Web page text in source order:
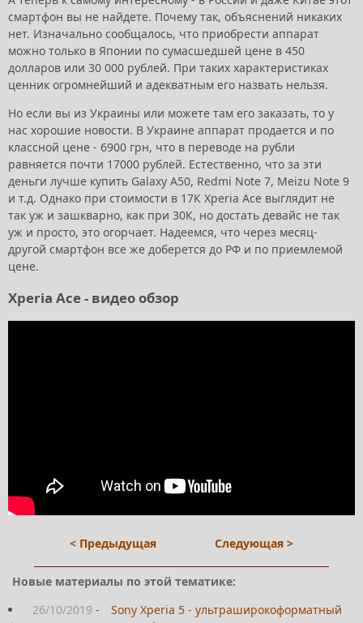
смартфон вы не найдете. Почему так, объяснений никаких
нет. Изначально сообщалось, что приобрести аппарат
можно только в Японии по сумасшедшей цене в 450
долларов или 30 000 рублей. При таких характеристиках
ценник огромнейший и адекватным его назвать нельзя.
Но если вы из Украины или можете там его заказать, то у
нас хорошие новости. В Украине аппарат продается и по
классной цене - 6900 грн, что в переводе на рубли
равняется почти 17000 рублей. Естественно, что за эти
деньги лучше купить Galaxy A50, Redmi Note 7, Meizu Note 9
и т.д. Однако при стоимости в 17К Xperia Ace выглядит не
так уж и зашкварно, как при 30К, но достать девайс не так
уж и просто, это огорчает. Надеемся, что через месяц-
другой смартфон все же доберется до РФ и по приемлемой
цене.
Xperia Ace - видео обзор
< Предыдущая Следующая >
Новые материалы по этой тематике:
26/10/2019 -
Sony Xperia 5 - ультраширокоформатный